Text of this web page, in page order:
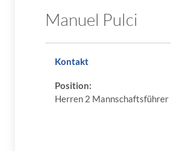
Manuel Pulci
Kontakt
Position:
Herren 2 Mannschaftsführer